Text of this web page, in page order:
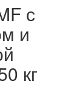
с
и
кг